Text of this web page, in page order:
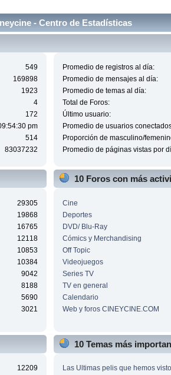
- Centro de Estadísticas
549
169898
1923
4
172
pm
514
83037232
Promedio de registros al día:
Promedio de mensajes al día:
Promedio de temas al día:
Total de Foros:
Último usuario:
Promedio de usuarios
Proporción de masculino/
Promedio de páginas vistas por
29305
19868
16765
12118
10853
10384
9042
8188
5690
3021
10 Foros con más
Cine
Deportes
DVD/ Blu-Ray
Cómics y Merchandising
Off Topic
Videojuegos
Series TV
TV en general
Calendario
Web y foros CINEYCINE.COM
12209
10 Temas más
Las Ultimas pelis que hemos